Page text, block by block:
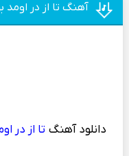
آهنگ تا از در
دانلود آهنگ تا از در